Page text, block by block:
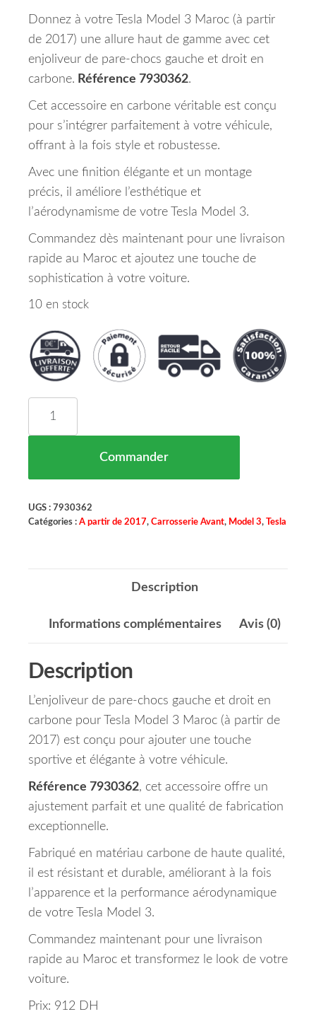
Donnez à votre Tesla Model 3 Maroc (à partir
de 2017) une allure haut de gamme avec cet
enjoliveur de pare-chocs gauche et droit en
carbone. Référence 7930362.
Cet accessoire en carbone véritable est conçu
pour s’intégrer parfaitement à votre véhicule,
offrant à la fois style et robustesse.
Avec une finition élégante et un montage
précis, il améliore l’esthétique et
l’aérodynamisme de votre Tesla Model 3.
Commandez dès maintenant pour une livraison
rapide au Maroc et ajoutez une touche de
sophistication à votre voiture.
10 en stock
Commander
UGS : 7930362
Catégories : A partir de 2017, Carrosserie Avant, Model 3, Tesla
Description
Informations complémentaires Avis (0)
Description
L’enjoliveur de pare-chocs gauche et droit en
carbone pour Tesla Model 3 Maroc (à partir de
2017) est conçu pour ajouter une touche
sportive et élégante à votre véhicule.
Référence 7930362, cet accessoire offre un
ajustement parfait et une qualité de fabrication
exceptionnelle.
Fabriqué en matériau carbone de haute qualité,
il est résistant et durable, améliorant à la fois
l’apparence et la performance aérodynamique
de votre Tesla Model 3.
Commandez maintenant pour une livraison
rapide au Maroc et transformez le look de votre
voiture.
Prix: 912 DH